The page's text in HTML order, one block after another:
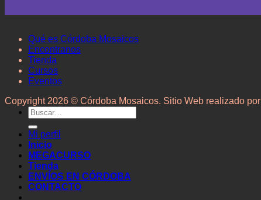
Qué es Córdoba Mosaicos
Encontranos
Tienda
Cursos
Eventos
Copyright 2026 © Córdoba Mosaicos. Sitio Web realizado por
Buscar
por:
Mi perfil
Inicio
MEGACURSO
Tienda
ENVÍOS EN CÓRDOBA
CONTACTO